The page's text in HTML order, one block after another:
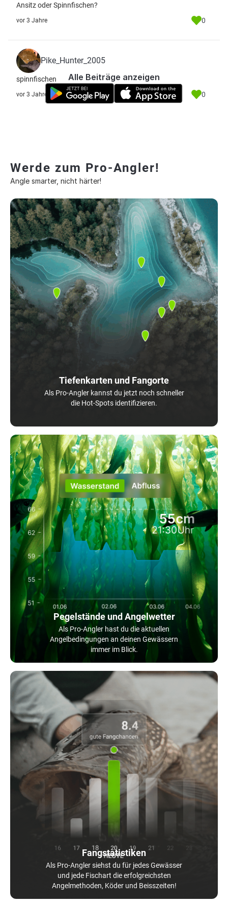
Ansitz oder Spinnfischen?
vor 3 Jahre 0
Pike_Hunter_2005
spinnfischen
vor 3 Jahre 0
Alle Beiträge anzeigen
Werde zum Pro-Angler!
Angle smarter, nicht härter!
Tiefenkarten und Fangorte
Als Pro-Angler kannst du jetzt noch schneller
die Hot-Spots identifizieren.
Pegelstände und Angelwetter
Als Pro-Angler hast du die aktuellen
Angelbedingungen an deinen Gewässern
immer im Blick.
Fangstatistiken
Als Pro-Angler siehst du für jedes Gewässer
und jede Fischart die erfolgreichsten
Angelmethoden, Köder und Beisszeiten!